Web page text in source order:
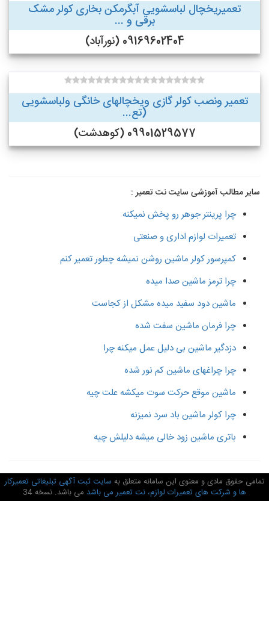
تعمیریخچال لباسشویی آبگرمکن بخاری کولر مشک
برقی و ...
09169602404 (نورآباد)
تعمیر ونصب کولر گازی ویخچالهای خانگی ولباسشویی
(تع...
09901529577 (کوهدشت)
سایر مطالب آموزشی سایت نت تعمیر :
چرا پرینتر جوهر رو پخش نمیکنه
تعمیرات لوازم اداری و صنعتی
کمپرسور کولر ماشین روشن نمیشه چطور تعمیر کنم
چرا ترمز ماشین صدا میده
ماشین دود سفید میده مشکل از کجاست
چرا فرمان ماشین سفت شده
دزدگیر ماشین بی دلیل عمل میکنه چرا
چرا چراغهای ماشین کم نور شده
ماشین موقع حرکت سوت میکشه علت چیه
چرا کولر ماشین باد سرد نمیزنه
باتری ماشین زود خالی میشه دلیلش چیه
حقوق مادی و معنوی این سامانه متعلق به سایت ثبت آگهی تبلیغاتی تعمیرکار
ها و شرکت های تعمیرات لوازم، نت تعمیر می باشدمی باشد. نسخه 34